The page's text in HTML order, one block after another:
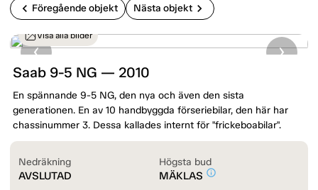
chevron_left Föregående objekt Nästa objekt chevron_right
Visa alla bilder
Saab 9-5 NG — 2010
En spännande 9-5 NG, den nya och även den sista
generationen. En av 10 handbyggda förseriebilar, den här har
chassinummer 3. Dessa kallades internt för "frickeboabilar".
Nedräkning
AVSLUTAD
Högsta bud
MÄKLAS info_outline